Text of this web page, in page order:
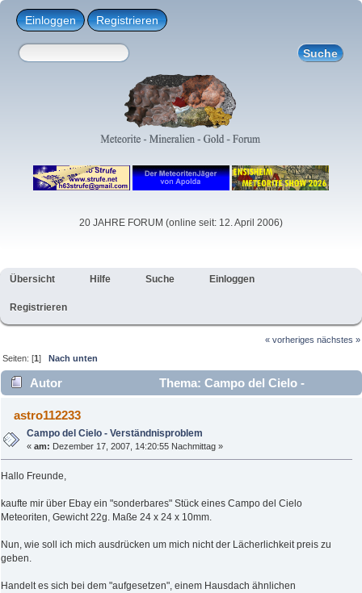
Einloggen Registrieren
20 JAHRE FORUM (online seit: 12. April 2006)
Übersicht Hilfe Suche Einloggen
Registrieren
« vorheriges nächstes »
Seiten: [1]Nach unten
Autor
Thema: Campo del Cielo -
Verständnisproblem (Gelesen 3767 mal)
astro112233
Campo del Cielo - Verständnisproblem
«am: Dezember 17, 2007, 14:20:55 Nachmittag »
Hallo Freunde,
kaufte mir über Ebay ein "sonderbares" Stück eines Campo del Cielo
Meteoriten, Gewicht 22g. Maße 24 x 24 x 10mm.
Nun, wie soll ich mich ausdrücken um mich nicht der Lächerlichkeit preis zu
geben.
Handelt es sich bei dem "aufgesetzen", einem Hausdach ähnlichen